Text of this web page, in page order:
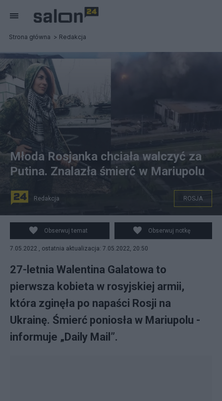
Strona główna Redakcja
Rosyjska żołnierz Walentina Galatowa znalazła śmierć w
Mariupolu. Fot. PAP/Rada Najwyższa Ukrainy /
Twitter/Kto umarł?
Młoda Rosjanka chciała walczyć za
Putina. Znalazła śmierć w Mariupolu
Redakcja ROSJA
Obserwuj temat Obserwuj notkę
7.05.2022 , ostatnia aktualizacja: 7.05.2022, 20:50
27-letnia Walentina Galatowa to
pierwsza kobieta w rosyjskiej armii,
która zginęła po napaści Rosji na
Ukrainę. Śmierć poniosła w Mariupolu -
informuje „Daily Mail”.